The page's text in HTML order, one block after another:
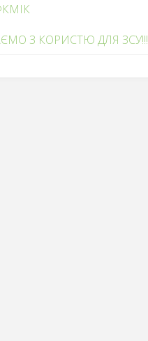
З КОРИСТЮ ДЛЯ ЗСУ!!!